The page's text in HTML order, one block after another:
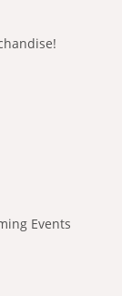
Events